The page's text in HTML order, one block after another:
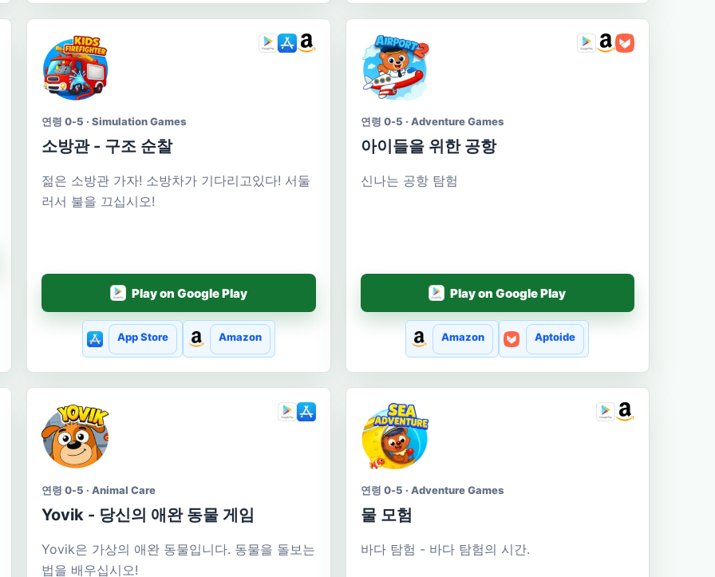
연령 0-5 · Simulation Games
소방관 - 구조 순찰
젊은 소방관 가자! 소방차가 기다리고있다! 서둘
러서 불을 끄십시오!
Play on Google Play
App Store Amazon
연령 0-5 · Adventure Games
아이들을 위한 공항
신나는 공항 탐험
Play on Google Play
Amazon Aptoide
연령 0-5 · Animal Care
Yovik - 당신의 애완 동물 게임
Yovik은 가상의 애완 동물입니다. 동물을 돌보는
법을 배우십시오!
연령 0-5 · Adventure Games
물 모험
바다 탐험 - 바다 탐험의 시간.